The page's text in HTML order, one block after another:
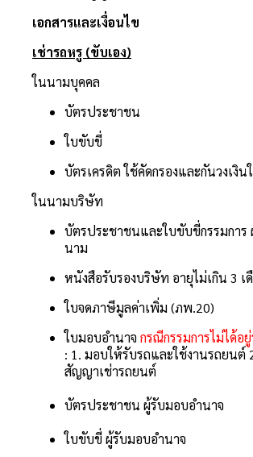
เอกสารและเงื่อนไข
เช่ารถหรู (ขับเอง)
ในนามบุคคล
บัตรประชาชน
ใบขับขี่
บัตรเครดิต ใช้คัดกรองและกันวงเงิน
ในนามบริษัท
บัตรประชาชนและใบขับขี่กรรมการ
นาม
หนังสือรับรองบริษัท อายุไม่เกิน 3 เ
ใบจดภาษีมูลค่าเพิ่ม (ภพ.20)
ใบมอบอำนาจ กรณีกรรมการไม่ได้อ
: 1. มอบให้รับรถและใช้งานรถยนต์
สัญญาเช่ารถยนต์
บัตรประชาชน ผู้รับมอบอำนาจ
ใบขับขี่ ผู้รับมอบอำนาจ